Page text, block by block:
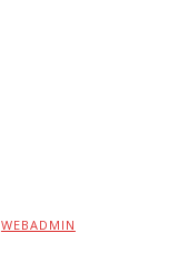
WEBADMIN